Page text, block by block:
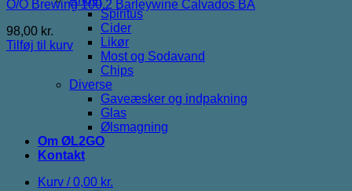
Spiritus
Cider
Likør
Most og Sodavand
Chips
Diverse
Gaveæsker og indpakning
Glas
Ølsmagning
Om ØL2GO
Kontakt
Kurv /0,00 kr.
O/O Brewing 100.2 Barleywine Calvados BA
98,00 kr.
Tilføj til kurv